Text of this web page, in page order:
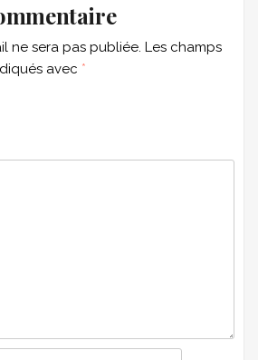
ne sera pas publiée. Les champs
avec *